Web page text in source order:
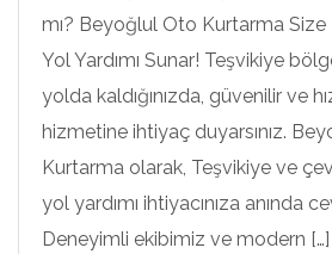
mı? Beyoğlul Oto Kurtarma Size
Yol Yardımı Sunar! Teşvikiye
yolda kaldığınızda, güvenilir ve
hizmetine ihtiyaç duyarsınız.
Kurtarma olarak, Teşvikiye ve
yol yardımı ihtiyacınıza anında
Deneyimli ekibimiz ve modern […]